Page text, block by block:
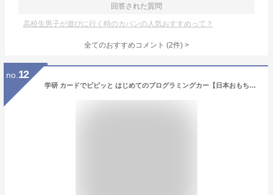
回答された質問
高校生男子が遊びに行く時のカバンの人気おすすめって？
全てのおすすめコメント (2件) >
no. 12
学研 カードでピピッと はじめてのプログラミングカー【日本おもちゃ大賞2018エデュケーショナル・トイ部門 大賞】(対象年齢:3歳以上)83008